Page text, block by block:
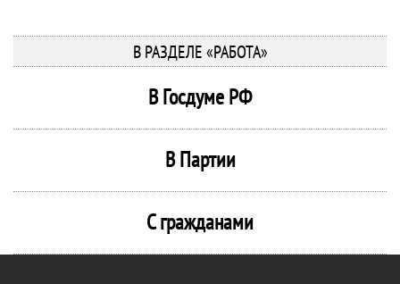
В РАЗДЕЛЕ «РАБОТА»
В Госдуме РФ
В Партии
С гражданами